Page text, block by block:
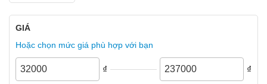
GIÁ
Hoặc chọn mức giá phù hợp với bạn
₫ ₫